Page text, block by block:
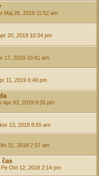
Maj 28, 2019 11:52 am
20, 2019 10:34 pm
17, 2019 10:41 am
11, 2019 6:49 pm
Apr 03, 2019 9:35 pm
13, 2018 8:55 am
31, 2018 7:37 am
čas
Pe Okt 12, 2018 2:14 pm